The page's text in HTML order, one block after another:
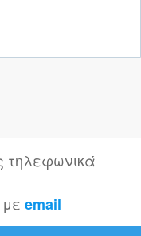
τηλεφωνικά
email